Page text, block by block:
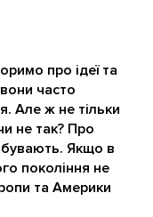
про ідеї та
часто
Але ж не тільки
не так? Про
Якщо в
покоління не
та Америки